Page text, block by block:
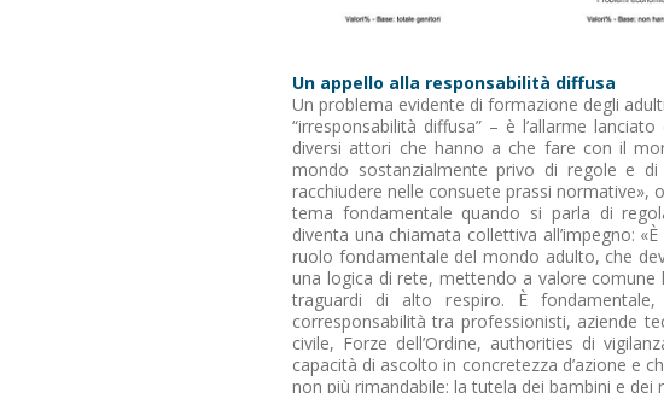
Un appello alla responsabilità diffusa
Un problema evidente di formazione degli
“irresponsabilità diffusa” – è l’allarme
diversi attori che hanno a che fare con il
mondo sostanzialmente privo di regole e
racchiudere nelle consuete prassi normative»,
tema fondamentale quando si parla di
diventa una chiamata collettiva all’impegno:
ruolo fondamentale del mondo adulto, che
una logica di rete, mettendo a valore comune
traguardi di alto respiro. È
corresponsabilità tra professionisti, aziende
civile, Forze dell’Ordine, authorities di
capacità di ascolto in concretezza d’azione e
non più rimandabile: la tutela dei bambini e dei